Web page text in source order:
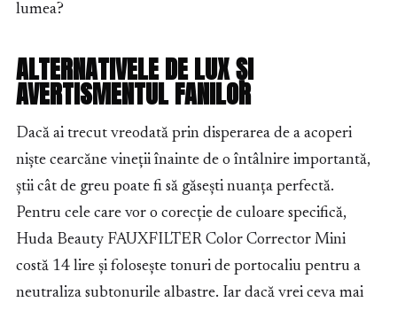
lumea?
ALTERNATIVELE DE LUX ȘI
AVERTISMENTUL FANILOR
Dacă ai trecut vreodată prin disperarea de a acoperi
niște cearcăne vineții înainte de o întâlnire importantă,
știi cât de greu poate fi să găsești nuanța perfectă.
Pentru cele care vor o corecție de culoare specifică,
Huda Beauty FAUXFILTER Color Corrector Mini
costă 14 lire și folosește tonuri de portocaliu pentru a
neutraliza subtonurile albastre. Iar dacă vrei ceva mai